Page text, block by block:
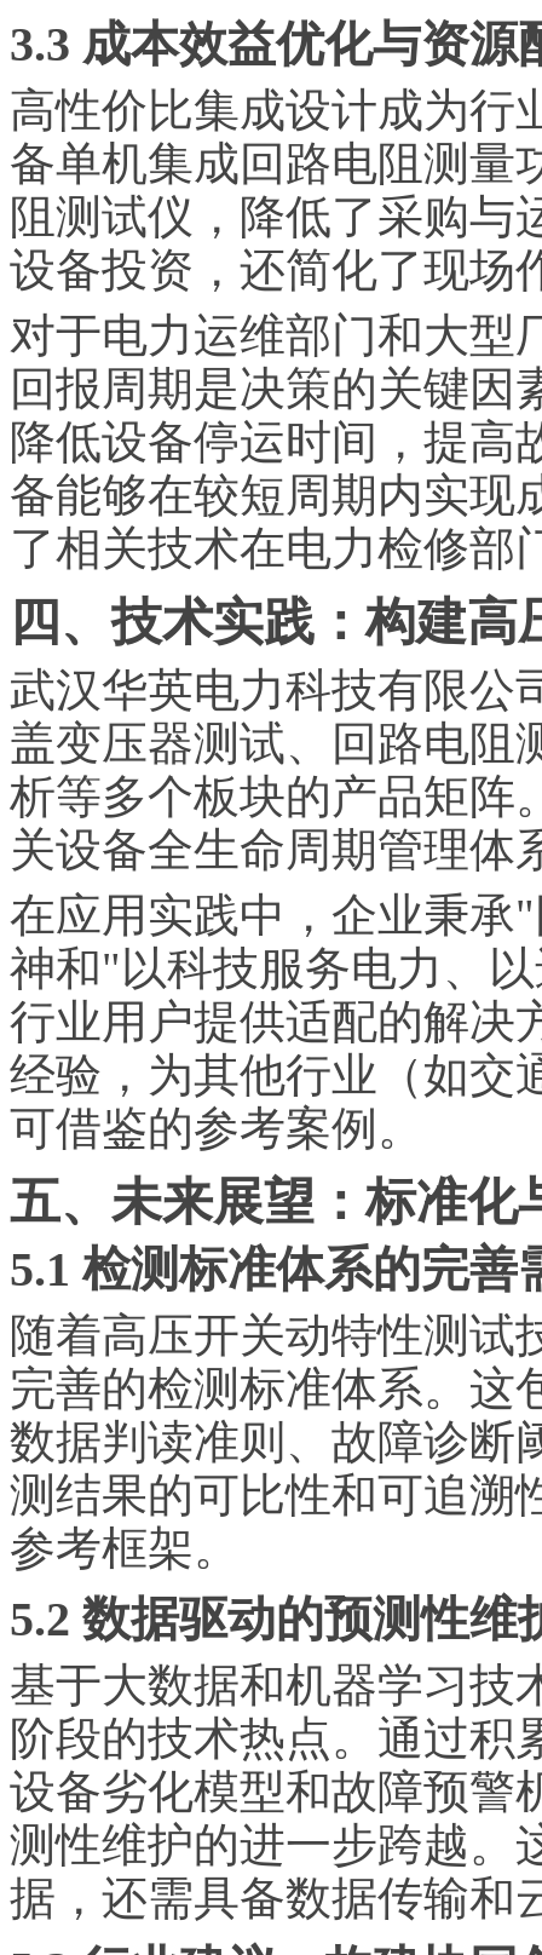
3.3 成本效益优化与资源
高性价比集成设计成为行
备单机集成回路电阻测量
阻测试仪，降低了采购与
设备投资，还简化了现场
对于电力运维部门和大型
回报周期是决策的关键因
降低设备停运时间，提高
备能够在较短周期内实现
了相关技术在电力检修部
四、技术实践：构建
武汉华英电力科技有限公
盖变压器测试、回路电阻
析等多个板块的产品矩阵
关设备全生命周期管理体
在应用实践中，企业秉承
神和"以科技服务电力、
行业用户提供适配的解决
经验，为其他行业（如交
可借鉴的参考案例。
五、未来展望：标准化
5.1 检测标准体系的完善
随着高压开关动特性测试
完善的检测标准体系。这
数据判读准则、故障诊断
测结果的可比性和可追溯
参考框架。
5.2 数据驱动的预测性维
基于大数据和机器学习技
阶段的技术热点。通过积
设备劣化模型和故障预警
测性维护的进一步跨越。
据，还需具备数据传输和